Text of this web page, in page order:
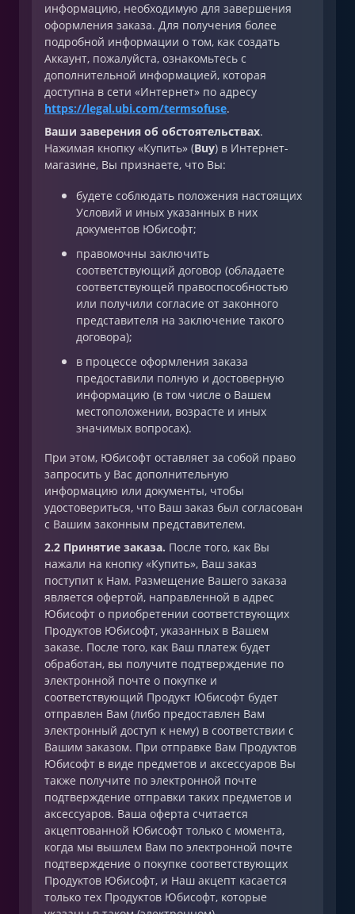
информацию, необходимую для завершения
оформления заказа. Для получения более
подробной информации о том, как создать
Аккаунт, пожалуйста, ознакомьтесь с
дополнительной информацией, которая
доступна в сети «Интернет» по адресу
https://legal.ubi.com/termsofuse.
Ваши заверения об обстоятельствах.
Нажимая кнопку «Купить» (Buy) в Интернет-
магазине, Вы признаете, что Вы:
будете соблюдать положения настоящих
Условий и иных указанных в них
документов Юбисофт;
правомочны заключить
соответствующий договор (обладаете
соответствующей правоспособностью
или получили согласие от законного
представителя на заключение такого
договора);
в процессе оформления заказа
предоставили полную и достоверную
информацию (в том числе о Вашем
местоположении, возрасте и иных
значимых вопросах).
При этом, Юбисофт оставляет за собой право
запросить у Вас дополнительную
информацию или документы, чтобы
удостовериться, что Ваш заказ был согласован
с Вашим законным представителем.
2.2 Принятие заказа. После того, как Вы
нажали на кнопку «Купить», Ваш заказ
поступит к Нам. Размещение Вашего заказа
является офертой, направленной в адрес
Юбисофт о приобретении соответствующих
Продуктов Юбисофт, указанных в Вашем
заказе. После того, как Ваш платеж будет
обработан, вы получите подтверждение по
электронной почте о покупке и
соответствующий Продукт Юбисофт будет
отправлен Вам (либо предоставлен Вам
электронный доступ к нему) в соответствии с
Вашим заказом. При отправке Вам Продуктов
Юбисофт в виде предметов и аксессуаров Вы
также получите по электронной почте
подтверждение отправки таких предметов и
аксессуаров. Ваша оферта считается
акцептованной Юбисофт только с момента,
когда мы вышлем Вам по электронной почте
подтверждение о покупке соответствующих
Продуктов Юбисофт, и Наш акцепт касается
только тех Продуктов Юбисофт, которые